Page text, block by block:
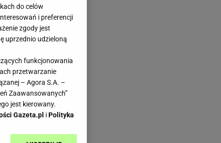
do celów
i preferencji
zgody jest
uprzednio udzieloną
funkcjonowania
przetwarzanie
– Agora S.A. –
Zaawansowanych”
jest kierowany.
Gazeta.pl iPolityka